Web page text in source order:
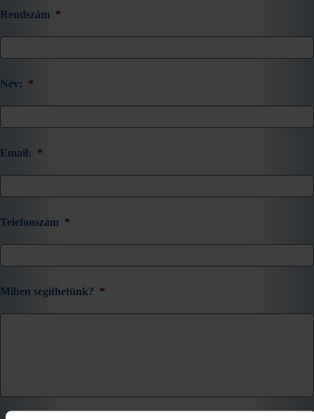
Rendszám *
Név: *
Email: *
Telefonszám *
Miben segíthetünk? *